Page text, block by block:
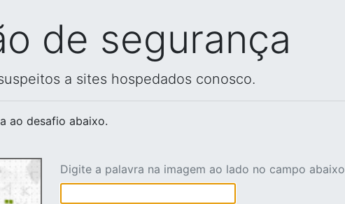
de segurança
a sites hospedados conosco.
ao desafio abaixo.
Digite a palavra na imagem ao lado no campo abaixo